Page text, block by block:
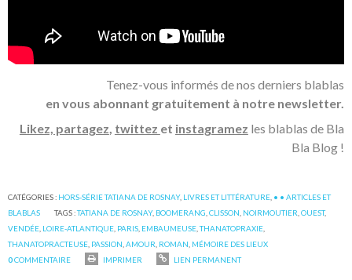
Tenez-vous informés de nos derniers blablas
en vous abonnant gratuitement à notre newsletter.
Likez, partagez, twittez et instagramez les blablas de Bla
Bla Blog !
CATÉGORIES : HORS-SÉRIE TATIANA DE ROSNAY, LIVRES ET LITTÉRATURE • • ARTICLES ET
BLABLAS
TAGS :TATIANA DE ROSNAY, BOOMERANG ,CLISSON NOIRMOUTIER ,OUEST,
VENDÉE LOIRE-ATLANTIQUE PARIS EMBAUMEUSE ,THANATOPRAXIE
THANATOPRACTEUSE PASSION ,AMOUR ROMAN MÉMOIRE DES LIEUX
0COMMENTAIRE IMPRIMER LIEN PERMANENT